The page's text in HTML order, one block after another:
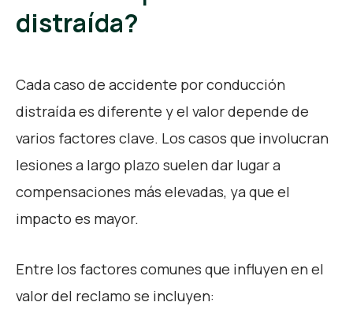
distraída?
Cada caso de accidente por conducción
distraída es diferente y el valor depende de
varios factores clave. Los casos que involucran
lesiones a largo plazo suelen dar lugar a
compensaciones más elevadas, ya que el
impacto es mayor.
Entre los factores comunes que influyen en el
valor del reclamo se incluyen: